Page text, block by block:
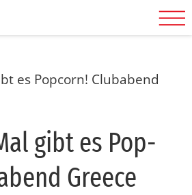
es Popcorn! Clubabend
gibt es Pop­
Greece